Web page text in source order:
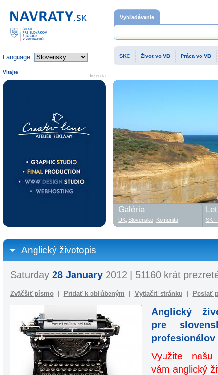
Anglický životopis
Saturday 28 January2012 | 51160 krát
Zväčšiť písmo Pridať k obľúbeným Vytlačiť stránku Poslať
Anglický
pre
profesionálov
Využite
vám anglický
Domovská stránka
Language:
Vyhľadávanie
SKC Život vo VB Práca vo VB
Inzercia
Vitajte
Galéria
UK, Slovensko, Komunita SK